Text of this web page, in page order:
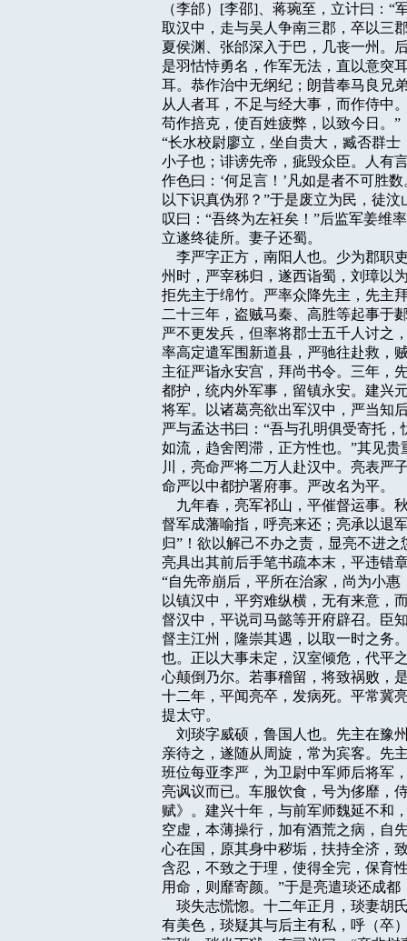
（李邰）[李邵]、蒋琬至，立计曰：
取汉中，走与吴人争南三郡，卒以三
夏侯渊、张邰深入于巴，几丧一州。
是羽怙恃勇名，作军无法，直以意突
耳。恭作治中无纲纪；朗昔奉马良兄
从人者耳，不足与经大事，而作侍中
苟作掊克，使百姓疲弊，以致今日。
“长水校尉廖立，坐自贵大，臧否群
小子也；诽谤先帝，疵毁众臣。人有
作色曰：‘何足言！’凡如是者不可胜
以下识真伪邪？”于是废立为民，徒
叹曰：“吾终为左衽矣！”后监军姜维
立遂终徒所。妻子还蜀。
李严字正方，南阳人也。少为郡
州时，严宰秭归，遂西诣蜀，刘璋以
拒先主于绵竹。严率众降先主，先主
二十三年，盗贼马秦、高胜等起事于
严不更发兵，但率将郡士五千人讨之
率高定遣军围新道县，严驰往赴救，
主征严诣永安宫，拜尚书令。三年，
都护，统内外军事，留镇永安。建兴
将军。以诸葛亮欲出军汉中，严当知
严与孟达书曰：“吾与孔明俱受寄托
如流，趋舍罔滞，正方性也。”其见
川，亮命严将二万人赴汉中。亮表严
命严以中都护署府事。严改名为平。
九年春，亮军祁山，平催督运事
督军成藩喻指，呼亮来还；亮承以退
归”！欲以解己不办之责，显亮不进
亮具出其前后手笔书疏本末，平违错
“自先帝崩后，平所在治家，尚为小
以镇汉中，平穷难纵横，无有来意，
督汉中，平说司马懿等开府辟召。臣
督主江州，隆崇其遇，以取一时之务
也。正以大事未定，汉室倾危，代平
心颠倒乃尔。若事稽留，将致祸败，
十二年，平闻亮卒，发病死。平常冀
提太守。
刘琰字威硕，鲁国人也。先主在
亲待之，遂随从周旋，常为宾客。先
班位每亚李严，为卫尉中军师后将军
亮讽议而已。车服饮食，号为侈靡，
赋》。建兴十年，与前军师魏延不和
空虚，本薄操行，加有酒荒之病，自
心在国，原其身中秽垢，扶持全济，
含忍，不致之于理，使得全完，保育
用命，则靡寄颜。”于是亮遣琰还成都
琰失志慌惚。十二年正月，琰妻
有美色，琰疑其与后主有私，呼（卒